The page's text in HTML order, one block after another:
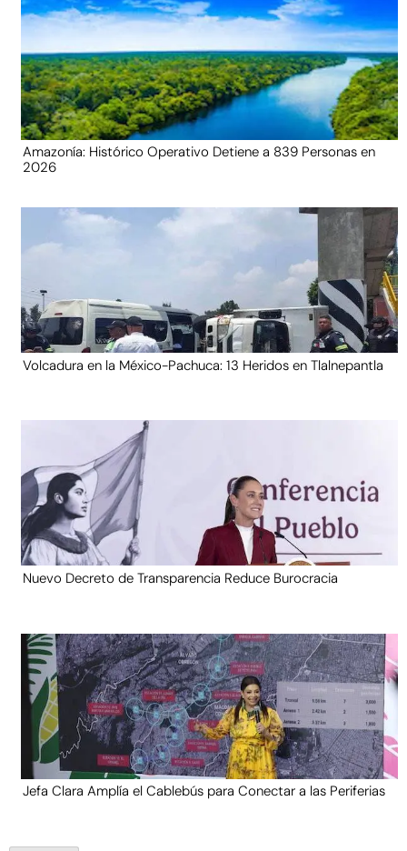
Amazonía: Histórico Operativo Detiene a 839 Personas en
2026
Volcadura en la México-Pachuca: 13 Heridos en Tlalnepantla
Nuevo Decreto de Transparencia Reduce Burocracia
Jefa Clara Amplía el Cablebús para Conectar a las Periferias